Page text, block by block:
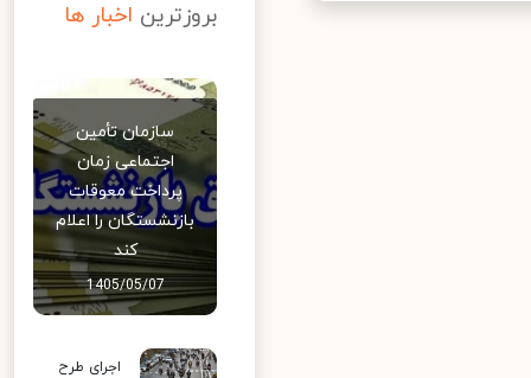
بروزترین اخبار ها
سازمان تأمین
اجتماعی زمان
پرداخت معوقات
بازنشستگان را اعلام
کند
1405/05/07
اجرای طرح